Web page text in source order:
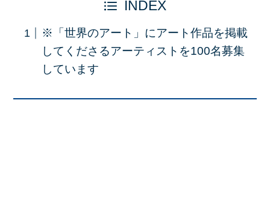
INDEX
※「世界のアート」にアート作品を掲載
してくださるアーティストを100名募集
しています